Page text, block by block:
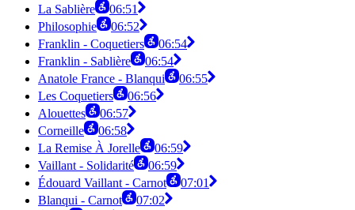
La Sablière
06:51
Philosophie
06:52
Franklin - Coquetiers
06:54
Franklin - Sablière
06:54
Anatole France - Blanqui
06:55
Les Coquetiers
06:56
Alouettes
06:57
Corneille
06:58
La Remise À Jorelle
06:59
Vaillant - Solidarité
06:59
Édouard Vaillant - Carnot
07:01
Blanqui - Carnot
07:02